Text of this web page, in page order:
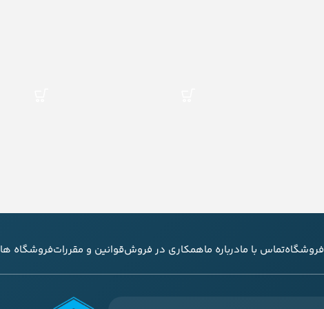
فروشگاهتماس با مادرباره ماهمکاری در فروشقوانین و مقرراتفروشگاه